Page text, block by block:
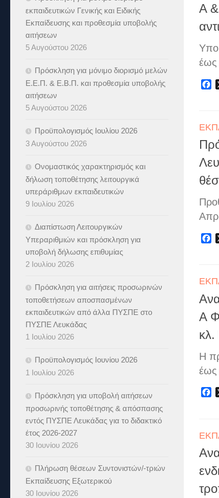
Α
έως
Α
Η
έως
εκπαιδευτικών Γενικής και Ειδικής
Εκπαίδευσης και προθεσμία υποβολής
αιτήσεων
5 Αυγούστου 2026
Πρόσκληση για μόνιμο διορισμό μελών
Ε.Ε.Π. & Ε.Β.Π. και προθεσμία υποβολής
αιτήσεων
5 Αυγούστου 2026
Προϋπολογισμός Ιουλίου 2026
3 Αυγούστου 2026
Ονομαστικός χαρακτηρισμός και
δήλωση τοποθέτησης λειτουργικά
υπεράριθμων εκπαιδευτικών
9 Ιουλίου 2026
Διαπίστωση Λειτουργικών
Υπεραριθμιών και πρόσκληση για
υποβολή δήλωσης επιθυμίας
2 Ιουλίου 2026
Πρόσκληση για αιτήσεις προσωρινών
τοποθετήσεων αποσπασμένων
εκπαιδευτικών από άλλα ΠΥΣΠΕ στο
ΠΥΣΠΕ Λευκάδας
1 Ιουλίου 2026
Προϋπολογισμός Ιουνίου 2026
1 Ιουλίου 2026
Πρόσκληση για υποβολή αιτήσεων
προσωρινής τοποθέτησης & απόσπασης
εντός ΠΥΣΠΕ Λευκάδας για το διδακτικό
έτος 2026-2027
30 Ιουνίου 2026
Πλήρωση θέσεων Συντονιστών/-τριών
Εκπαίδευσης Εξωτερικού
30 Ιουνίου 2026